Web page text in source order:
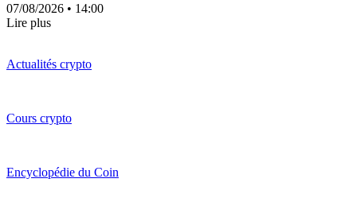
07/08/2026 • 14:00
Lire plus
Actualités crypto
Cours crypto
Encyclopédie du Coin